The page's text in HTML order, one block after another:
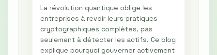
La révolution quantique oblige les
entreprises à revoir leurs pratiques
cryptographiques complètes, pas
seulement à détecter les actifs. Ce blog
explique pourquoi gouverner activement